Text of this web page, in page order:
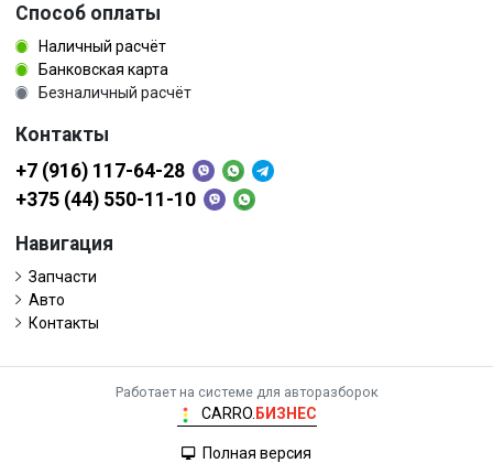
Способ оплаты
Наличный расчёт
Банковская карта
Безналичный расчёт
Контакты
+7 (916) 117-64-28
+375 (44) 550-11-10
Навигация
Запчасти
Авто
Контакты
Работает на системе для авторазборок
CARRO. БИЗНЕС
Полная версия